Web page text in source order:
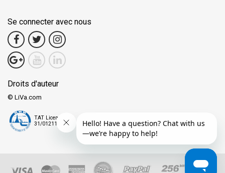
Se connecter avec nous
Droits d'auteur
© LiVa.com
TAT License
31/01211